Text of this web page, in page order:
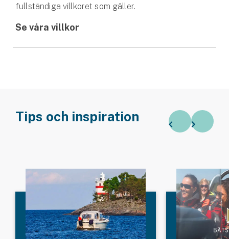
fullständiga villkoret som gäller.
Se våra villkor
Tips och inspiration